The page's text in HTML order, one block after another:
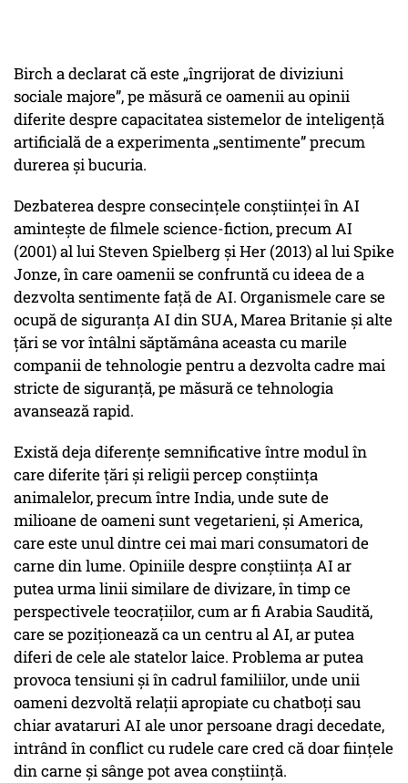
Birch a declarat că este „îngrijorat de diviziuni
sociale majore”, pe măsură ce oamenii au opinii
diferite despre capacitatea sistemelor de inteligență
artificială de a experimenta „sentimente” precum
durerea și bucuria.
Dezbaterea despre consecințele conștiinței în AI
amintește de filmele science-fiction, precum AI
(2001) al lui Steven Spielberg și Her (2013) al lui Spike
Jonze, în care oamenii se confruntă cu ideea de a
dezvolta sentimente față de AI. Organismele care se
ocupă de siguranța AI din SUA, Marea Britanie și alte
țări se vor întâlni săptămâna aceasta cu marile
companii de tehnologie pentru a dezvolta cadre mai
stricte de siguranță, pe măsură ce tehnologia
avansează rapid.
Există deja diferențe semnificative între modul în
care diferite țări și religii percep conștiința
animalelor, precum între India, unde sute de
milioane de oameni sunt vegetarieni, și America,
care este unul dintre cei mai mari consumatori de
carne din lume. Opiniile despre conștiința AI ar
putea urma linii similare de divizare, în timp ce
perspectivele teocrațiilor, cum ar fi Arabia Saudită,
care se poziționează ca un centru al AI, ar putea
diferi de cele ale statelor laice. Problema ar putea
provoca tensiuni și în cadrul familiilor, unde unii
oameni dezvoltă relații apropiate cu chatboți sau
chiar avataruri AI ale unor persoane dragi decedate,
intrând în conflict cu rudele care cred că doar ființele
din carne și sânge pot avea conștiință.